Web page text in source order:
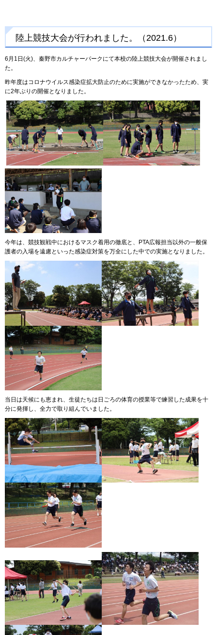
陸上競技大会が行われました。（2021.6）
6月1日(火)、秦野市カルチャーパークにて本校の陸上競技大会が開催されまし
た。
昨年度はコロナウイルス感染症拡大防止のために実施ができなかったため、実
に2年ぶりの開催となりました。
今年は、競技観戦中におけるマスク着用の徹底と、PTA広報担当以外の一般保
護者の入場を遠慮といった感染症対策を万全にした中での実施となりました。
当日は天候にも恵まれ、生徒たちは日ごろの体育の授業等で練習した成果を十
分に発揮し、全力で取り組んでいました。